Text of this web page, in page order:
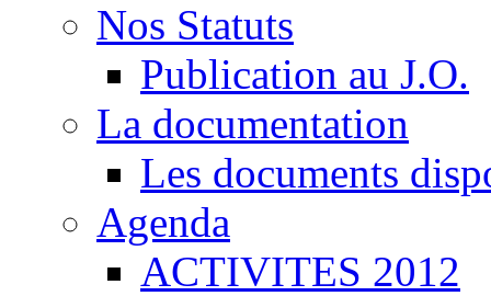
Nos Statuts
Publication au J.O.
La documentation
Les documents
Agenda
ACTIVITES 2012